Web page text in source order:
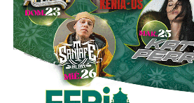
viales municipales que no
y no colocaron la señal hasta que
de los tormentos.
Sigue existiendo tardanza por
autoridades pararepintar o